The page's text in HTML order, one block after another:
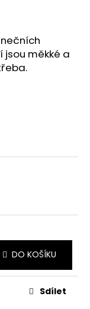
jsou měkké a
DO KOŠÍKU
Sdílet